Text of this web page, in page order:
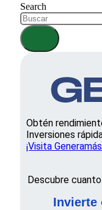
Search
Obtén
Inversiones
¡Visita
Descubre
Invierte